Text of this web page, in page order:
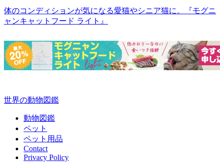
体のコンディションが気になる愛猫やシニア猫に。『モグニ
ャンキャットフード ライト』
世界の動物図鑑
動物図鑑
ペット
ペット用品
Contact
Privacy Policy